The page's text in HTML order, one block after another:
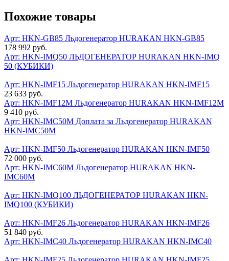
Похожие товары
Арт: HKN-GB85 Льдогенератор HURAKAN HKN-GB85
178 992 руб.
Арт: HKN-IMQ50 ЛЬДОГЕНЕРАТОР HURAKAN HKN-IMQ
50 (КУБИКИ)
Арт: HKN-IMF15 Льдогенератор HURAKAN HKN-IMF15
23 633 руб.
Арт: HKN-IMF12M Льдогенератор HURAKAN HKN-IMF12M
9 410 руб.
Арт: HKN-IMC50M Доплата за Льдогенератор HURAKAN
HKN-IMC50M
Арт: HKN-IMF50 Льдогенератор HURAKAN HKN-IMF50
72 000 руб.
Арт: HKN-IMC60M Льдогенератор HURAKAN HKN-
IMC60M
Арт: HKN-IMQ100 ЛЬДОГЕНЕРАТОР HURAKAN HKN-
IMQ100 (КУБИКИ)
Арт: HKN-IMF26 Льдогенератор HURAKAN HKN-IMF26
51 840 руб.
Арт: HKN-IMC40 Льдогенератор HURAKAN HKN-IMC40